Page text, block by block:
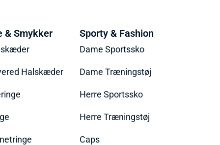
& Smykker
Halskæder
Sporty & Fashion
Dame Sportssko
Dame Træningstøj
Herre Sportssko
Herre Træningstøj
Caps